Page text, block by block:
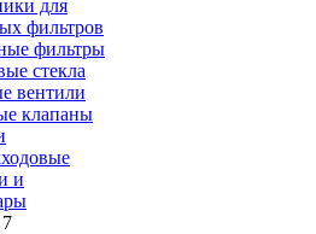
для
фильтров
фильтры
стекла
вентили
клапаны
и